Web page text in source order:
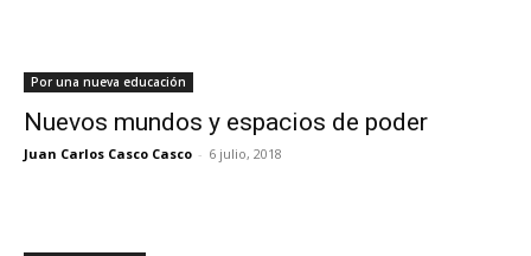
Por una nueva educación
Nuevos mundos y espacios de poder
Juan Carlos Casco Casco - 6 julio, 2018